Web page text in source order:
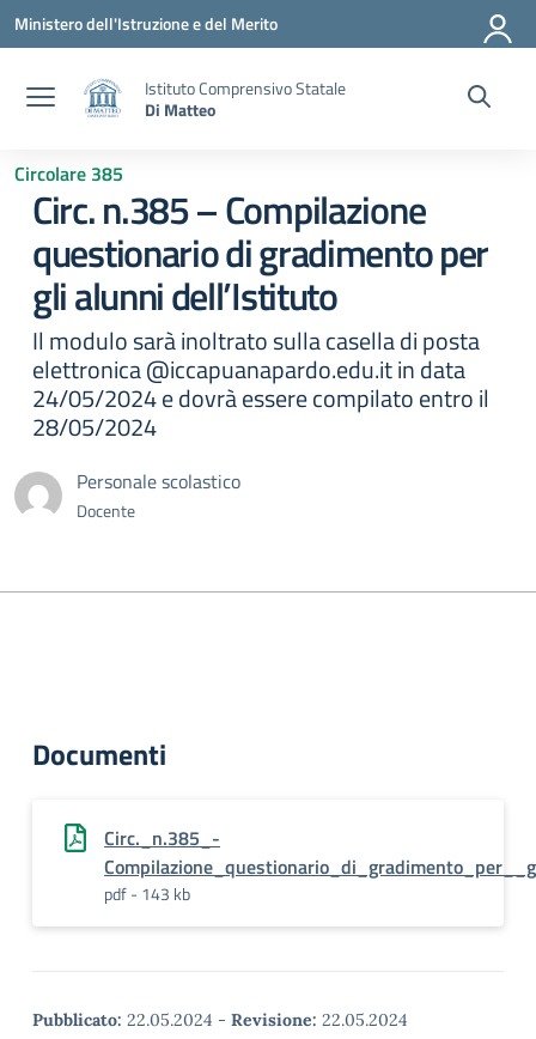
Vai ai contenuti
Vai al menu di navigazione
Vai al footer
Ministero dell'Istruzione e del Merito
Istituto Comprensivo Statale
Di Matteo
Circolare 385
Circ. n.385 – Compilazione
questionario di gradimento per
gli alunni dell’Istituto
Il modulo sarà inoltrato sulla casella di posta
elettronica @iccapuanapardo.edu.it in data
24/05/2024 e dovrà essere compilato entro il
28/05/2024
Personale scolastico
Docente
Documenti
Circ._n.385_-
pdf - 143 kb
Pubblicato: 22.05.2024 - Revisione: 22.05.2024